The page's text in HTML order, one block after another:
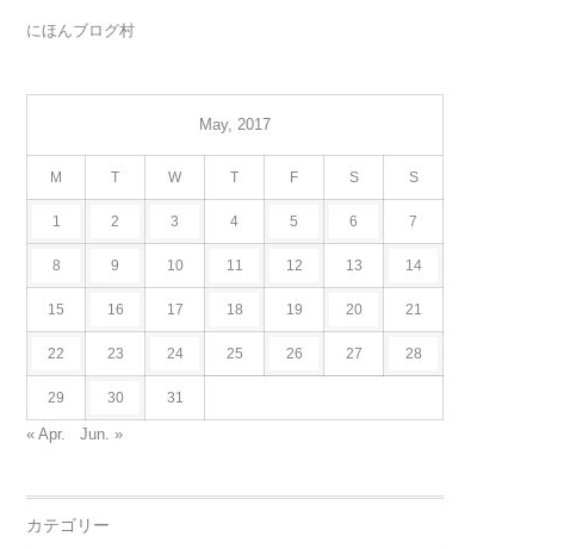
にほんブログ村
May, 2017
M T W T F S S
1 2 3 4 5 6 7
8 9 10 11 12 13 14
15 16 17 18 19 20 21
22 23 24 25 26 27 28
29 30 31
« Apr. Jun. »
カテゴリー